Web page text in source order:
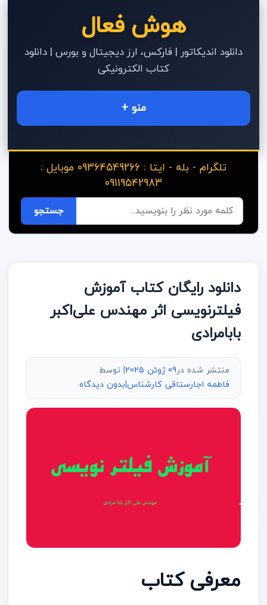
هوش فعال
دانلود اندیکاتور | فارکس، ارز دیجیتال و بورس | دانلود
کتاب الکترونیکی
منو +
تلگرام - بله - ایتا : 09364549266 موبایل :
09119542983
دانلود رایگان کتاب آموزش
فیلترنویسی اثر مهندس علی‌اکبر
بابامرادی
منتشر شده در09 ژوئن 2025
| توسط
فاطمه اجارستاقی کارشناس|بدون دیدگاه
معرفی کتاب